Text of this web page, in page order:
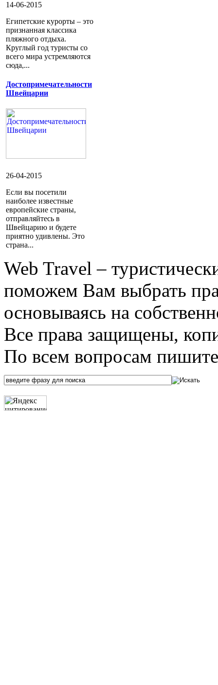
14-06-2015
Египетские курорты – это
признанная классика
пляжного отдыха.
Круглый год туристы со
всего мира устремляются
сюда,...
Достопримечательности
Швейцарии
26-04-2015
Если вы посетили
наиболее известные
европейские страны,
отправляйтесь в
Швейцарию и будете
приятно удивлены. Это
страна...
Web Travel –
поможем Вам выбрать
основываясь на
Все права защищены,
По всем вопросам